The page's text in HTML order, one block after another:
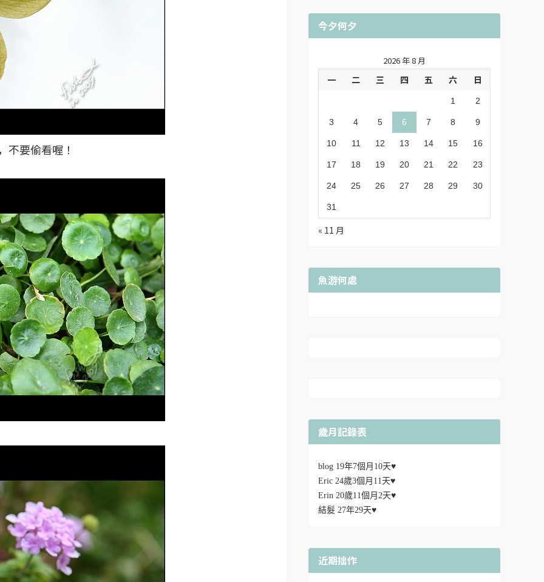
不要偷看喔！
今夕何夕
2026 年 8 月
一 二 三 四 五 六 日
1 2
3 4 5 6 7 8 9
10 11 12 13 14 15 16
17 18 19 20 21 22 23
24 25 26 27 28 29 30
31
« 11 月
魚游何處
歲月記錄表
blog 19年7個月10天♥
Eric 24歲3個月11天♥
Erin 20歲11個月2天♥
結髮 27年29天♥
近期拙作